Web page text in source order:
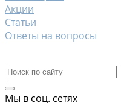
Акции
Статьи
Ответы на вопросы
Мы в соц. сетях